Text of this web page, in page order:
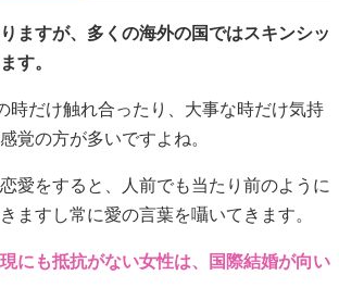
ますが、多くの海外の国ではスキンシッ
す。
時だけ触れ合ったり、大事な時だけ気持
覚の方が多いですよね。
愛をすると、人前でも当たり前のように
ますし常に愛の言葉を囁いてきます。
にも抵抗がない女性は、国際結婚が向い